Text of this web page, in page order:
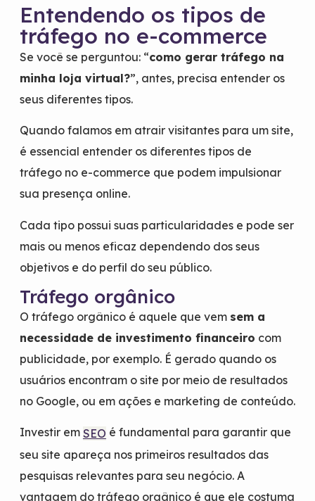
Entendendo os tipos de
tráfego no e-commerce
Se você se perguntou: “como gerar tráfego na
minha loja virtual?”, antes, precisa entender os
seus diferentes tipos.
Quando falamos em atrair visitantes para um site,
é essencial entender os diferentes tipos de
tráfego no e-commerce que podem impulsionar
sua presença online.
Cada tipo possui suas particularidades e pode ser
mais ou menos eficaz dependendo dos seus
objetivos e do perfil do seu público.
Tráfego orgânico
O tráfego orgânico é aquele que vem sem a
necessidade de investimento financeiro com
publicidade, por exemplo. É gerado quando os
usuários encontram o site por meio de resultados
no Google, ou em ações e marketing de conteúdo.
Investir em SEO é fundamental para garantir que
seu site apareça nos primeiros resultados das
pesquisas relevantes para seu negócio. A
vantagem do tráfego orgânico é que ele costuma